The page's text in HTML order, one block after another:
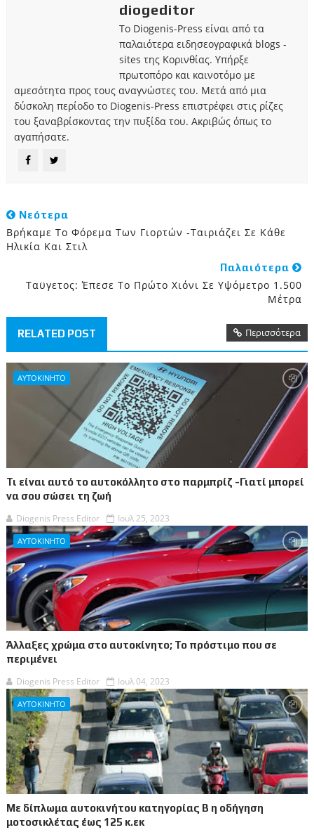
diogeditor
Το Diogenis-Press είναι από τα
παλαιότερα ειδησεογραφικά blogs -
sites της Κορινθίας. Υπήρξε
πρωτοπόρο και καινοτόμο με
αμεσότητα προς τους αναγνώστες του. Μετά από μια
δύσκολη περίοδο το Diogenis-Press επιστρέφει στις ρίζες
του ξαναβρίσκοντας την πυξίδα του. Ακριβώς όπως το
αγαπήσατε.
Νεότερα
Βρήκαμε Το Φόρεμα Των Γιορτών -Ταιριάζει Σε Κάθε
Ηλικία Και Στιλ
Παλαιότερα
Ταϋγετος: Έπεσε Το Πρώτο Χιόνι Σε Υψόμετρο 1.500
Μέτρα
RELATED POST Περισσότερα
ΑΥΤΟΚΙΝΗΤΟ
Τι είναι αυτό το αυτοκόλλητο στο παρμπρίζ -Γιατί μπορεί
να σου σώσει τη ζωή
Diogenis Press Editor
Ιουλ 25, 2023
ΑΥΤΟΚΙΝΗΤΟ
Άλλαξες χρώμα στο αυτοκίνητο; Το πρόστιμο που σε
περιμένει
Diogenis Press Editor
Ιουλ 04, 2023
ΑΥΤΟΚΙΝΗΤΟ
Με δίπλωμα αυτοκινήτου κατηγορίας Β η οδήγηση
μοτοσικλέτας έως 125 κ.εκ